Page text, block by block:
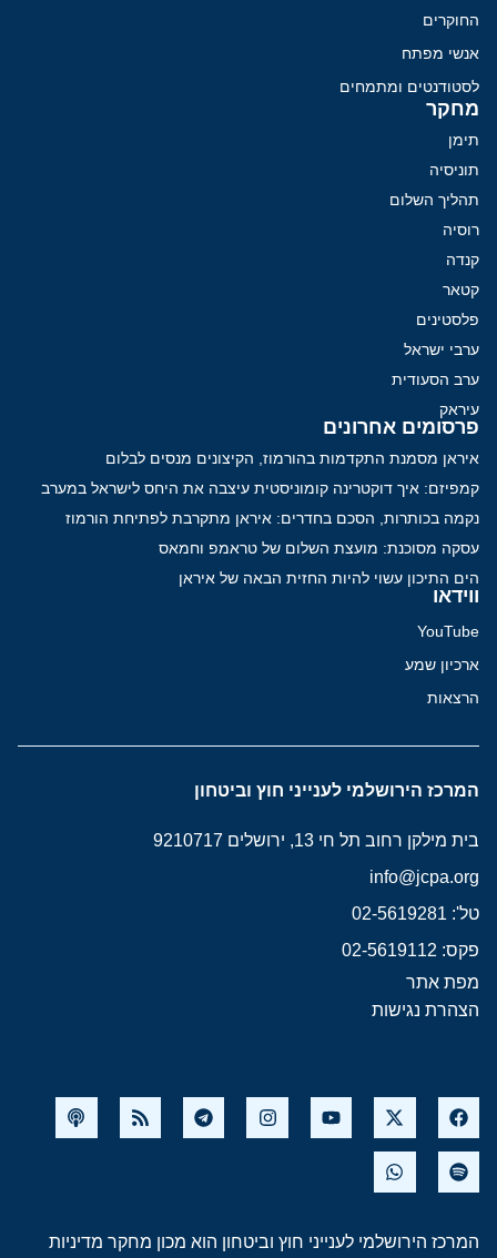
החוקרים
אנשי מפתח
לסטודנטים ומתמחים
מחקר
תימן
תוניסיה
תהליך השלום
רוסיה
קנדה
קטאר
פלסטינים
ערבי ישראל
ערב הסעודית
עיראק
פרסומים אחרונים
איראן מסמנת התקדמות בהורמוז, הקיצונים מנסים לבלום
קמפיזם: איך דוקטרינה קומוניסטית עיצבה את היחס לישראל במערב
נקמה בכותרות, הסכם בחדרים: איראן מתקרבת לפתיחת הורמוז
עסקה מסוכנת: מועצת השלום של טראמפ וחמאס
הים התיכון עשוי להיות החזית הבאה של איראן
ווידאו
YouTube
ארכיון שמע
הרצאות
המרכז הירושלמי לענייני חוץ וביטחון
בית מילקן רחוב תל חי 13, ירושלים 9210717
info@jcpa.org
טל': 02-5619281
פקס: 02-5619112
מפת אתר
הצהרת נגישות
המרכז הירושלמי לענייני חוץ וביטחון הוא מכון מחקר מדיניות